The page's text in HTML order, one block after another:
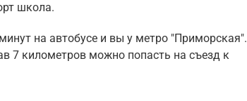
школа.
на автобусе и вы у метро "Приморская".
7 километров можно попасть на съезд к